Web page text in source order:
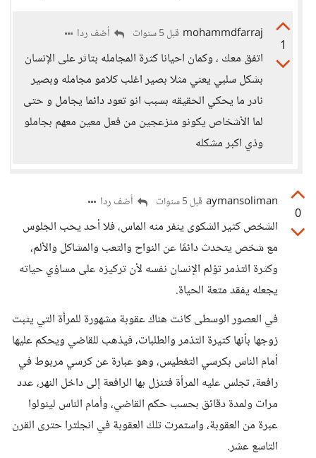
1
mohammdfarraj قبل 5 سنوات أضف ردا
اتفق معك ، وكمان احيانا كثرة المجامله بتاثر على الإنسان
بشكل سلبي يعني مثلا بصير اغلب كلامو مجامله وبصير
نادر ما يحكي الحقيقه بسبب انو تعود دائما يجامل و حتى
لما الأشخاص يكونو منزعجين من فعل معين معهم بجاملو
وذي اكبر مشكله
0
aymansoliman قبل 5 سنوات أضف ردا
الشخص كثير الشكوى ينفر منه الماس، فلا أحد يحب الجلوس
مع شخص يتحدث دائمًا عن النواح والتعب والمشاكل والألم،
وكثرة التذمر تؤلم الإنسان نفسه لأن تركيزه على مساؤي حياته
يجعله يفقد متعة الحياة.
في العصور الوسطى كانت هناك عقوبة مشهورة للمرأة التي يثبت
زوجها بأنها كثيرة التذمر والطلبات، فيذهب للقاضي ويحكم عليها
أمام الناس بكرسي التغطيس، وهو عبارة عن كرسي مربوط في
رافعة، تجلس عليه المرأة فتنزل بها الرافعة إلى داخل النهر، عدد
مرات ولمدة دقائق بحسب حكم القاضي، وأمام الناس لينولوا
عبرة من العقوبة، واستمرت تلك العقوبة في انجلترا حترى القرن
التاسع عشر.